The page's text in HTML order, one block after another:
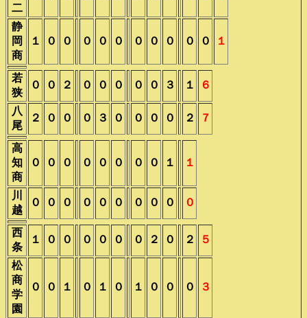
二
静
岡
商
１ ０ ０ ０ ０ ０ ０ ０ ０ ０ ０ １
若
狭
０ ０ ２ ０ ０ ０ ０ ０ ３ １ ６
八
尾
２ ０ ０ ０ ３ ０ ０ ０ ０ ２ ７
高
知
商
０ ０ ０ ０ ０ ０ ０ ０ １ １
川
越
０ ０ ０ ０ ０ ０ ０ ０ ０ ０
西
条
１ ０ ０ ０ ０ ０ ０ ２ ０ ２ ５
松
商
学
園
０ ０ １ ０ １ ０ １ ０ ０ ０ ３